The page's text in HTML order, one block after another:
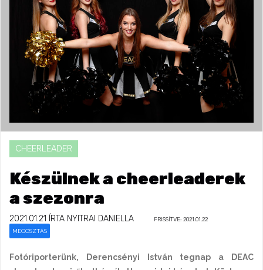
CHEERLEADER
Készülnek a cheerleaderek
a szezonra
2021.01.21 ÍRTA NYITRAI DANIELLA FRISSÍTVE: 2021.01.22
MEGOSZTÁS
Fotóriporterünk, Derencsényi István tegnap a DEAC